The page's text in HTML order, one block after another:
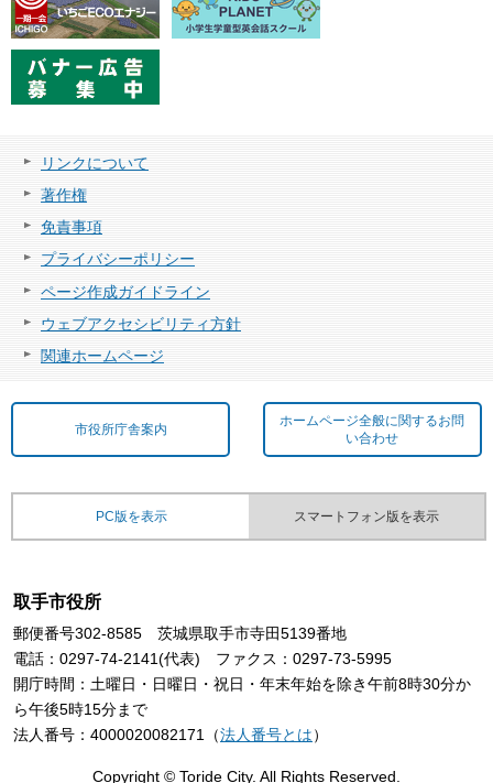
リンクについて
著作権
免責事項
プライバシーポリシー
ページ作成ガイドライン
ウェブアクセシビリティ方針
関連ホームページ
市役所庁舎案内
ホームページ全般に関するお問
い合わせ
PC版を表示 スマートフォン版を表示
取手市役所
郵便番号302-8585 茨城県取手市寺田5139番地
電話：0297-74-2141(代表) ファクス：0297-73-5995
開庁時間：土曜日・日曜日・祝日・年末年始を除き午前8時30分か
ら午後5時15分まで
法人番号：4000020082171（法人番号とは）
Copyright © Toride City. All Rights Reserved.